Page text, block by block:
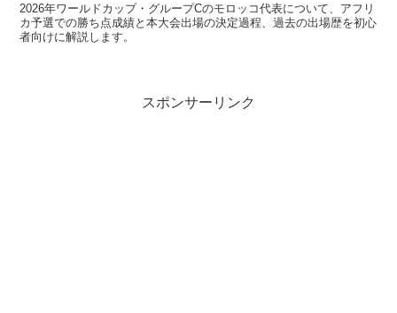
2026年ワールドカップ・グループCのモロッコ代表について、アフリ
カ予選での勝ち点成績と本大会出場の決定過程、過去の出場歴を初心
者向けに解説します。
スポンサーリンク